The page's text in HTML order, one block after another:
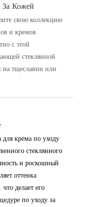
За Кожей
свою коллекцию
и кремов
с этой
стеклянной
на тщеславии или
для крема по уходу
стеклянного
и роскошный
оттенка
делает его
по уходу за